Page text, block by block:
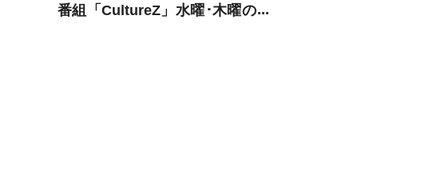
番組「CultureZ」水曜･木曜のパ